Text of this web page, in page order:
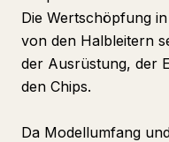
Die Wertschöpfung
von den Halbleitern
der Ausrüstung, der
den Chips.
Da Modellumfang